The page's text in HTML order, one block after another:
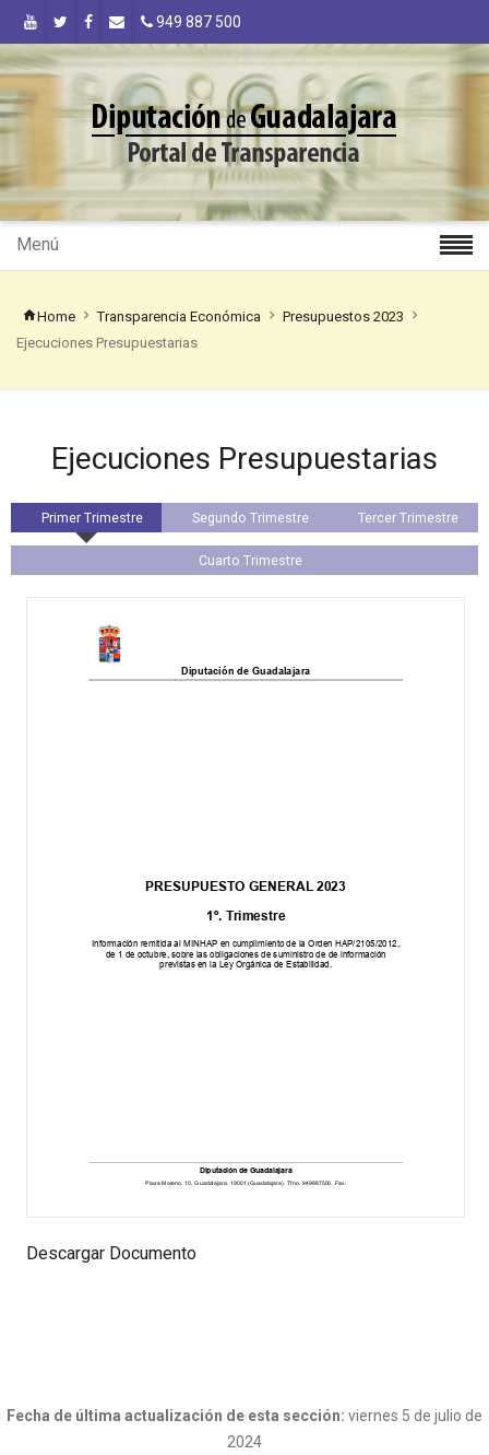
949 887 500
Menú
Home Transparencia Económica
Presupuestos 2023
Ejecuciones Presupuestarias
Ejecuciones Presupuestarias
Primer Trimestre Segundo Trimestre Tercer Trimestre
Cuarto Trimestre
Descargar Documento
Fecha de última actualización de esta sección: viernes 5 de julio de
2024